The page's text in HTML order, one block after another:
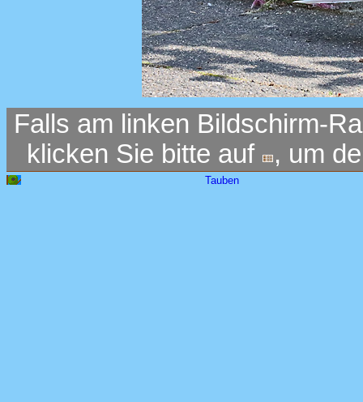
Falls am linken Bildschirm-
klicken Sie bitte auf
, um
Tauben